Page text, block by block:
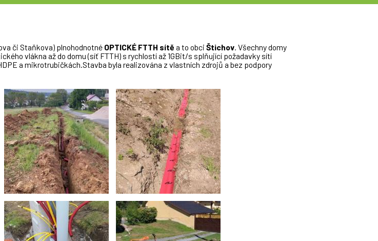
či Staňkova) plnohodnotné OPTICKÉ FTTH sítě a to obci Štichov . Všechny domy
vlákna až do domu (síť FTTH) s rychlostí až 1GBit/s splňující požadavky sítí
a mikrotrubičkách.Stavba byla realizována z vlastních zdrojů a bez podpory